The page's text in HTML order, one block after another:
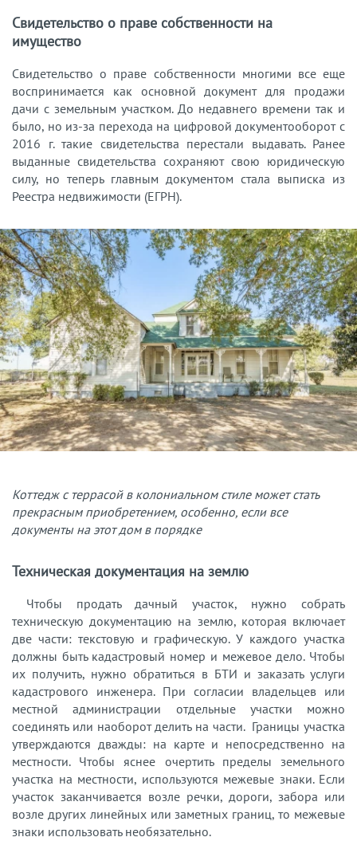
Свидетельство о праве собственности на
имущество
Свидетельство о праве собственности многими все еще
воспринимается как основной документ для продажи
дачи с земельным участком. До недавнего времени так и
было, но из-за перехода на цифровой документооборот с
2016 г. такие свидетельства перестали выдавать. Ранее
выданные свидетельства сохраняют свою юридическую
силу, но теперь главным документом стала выписка из
Реестра недвижимости (ЕГРН).
Коттедж с террасой в колониальном стиле может стать
прекрасным приобретением, особенно, если все
документы на этот дом в порядке
Техническая документация на землю
Чтобы продать дачный участок, нужно собрать
техническую документацию на землю, которая включает
две части: текстовую и графическую. У каждого участка
должны быть кадастровый номер и межевое дело. Чтобы
их получить, нужно обратиться в БТИ и заказать услуги
кадастрового инженера. При согласии владельцев или
местной администрации отдельные участки можно
соединять или наоборот делить на части. Границы участка
утверждаются дважды: на карте и непосредственно на
местности. Чтобы яснее очертить пределы земельного
участка на местности, используются межевые знаки. Если
участок заканчивается возле речки, дороги, забора или
возле других линейных или заметных границ, то межевые
знаки использовать необязательно.